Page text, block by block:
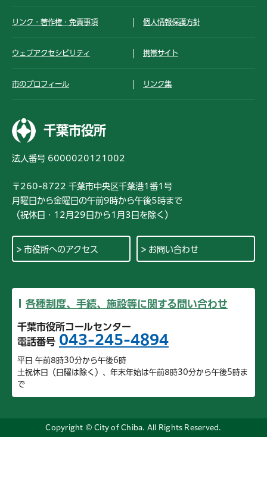
リンク・著作権・免責事項 個人情報保護方針
ウェブアクセシビリティ 携帯サイト
市のプロフィール リンク集
千葉市役所
法人番号 6000020121002
〒260-8722 千葉市中央区千葉港1番1号
月曜日から金曜日の午前9時から午後5時まで
（祝休日・12月29日から1月3日を除く）
市役所へのアクセス お問い合わせ
各種制度、手続、施設等に関する問い合わせ
千葉市役所コールセンター
電話番号 043-245-4894
平日 午前8時30分から午後6時
土祝休日（日曜は除く）、年末年始は午前8時30分から午後5時ま
で
Copyright © City of Chiba. All Rights Reserved.